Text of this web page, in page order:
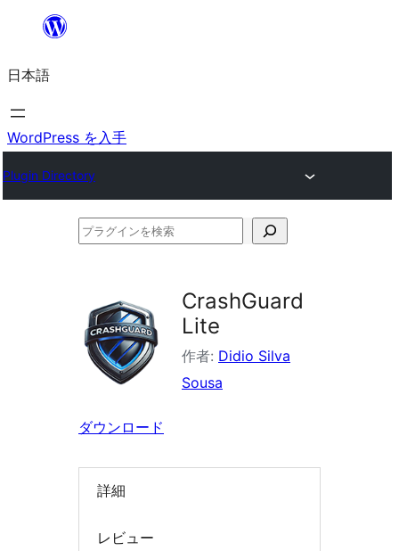
を
ス
キ
プ
日本語
WordPress を入手
Plugin Directory
プ
イ
ン
を
索
CrashGuard
Lite
作者: Didio Silva
Sousa
ダウンロード
詳細
レビュー